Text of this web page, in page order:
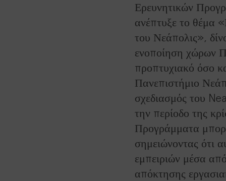
Ερευνητικών
ανέπτυξε το θέμα
του Νεάπολις»,
ενοποίηση χώρων
προπτυχιακό όσο
Πανεπιστήμιο
σχεδιασμός του
την περίοδο της
Προγράμματα
σημειώνοντας ότι
εμπειριών μέσα
απόκτησης